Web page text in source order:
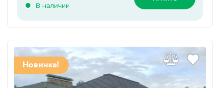
В наличии
Новинка!